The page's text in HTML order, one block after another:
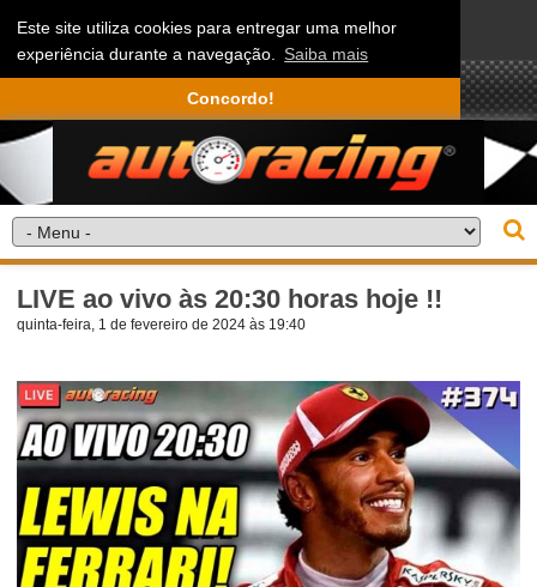
Este site utiliza cookies para entregar uma melhor
experiência durante a navegação. Saiba mais
Concordo!
LIVE ao vivo às 20:30 horas hoje !!
quinta-feira, 1 de fevereiro de 2024 às 19:40